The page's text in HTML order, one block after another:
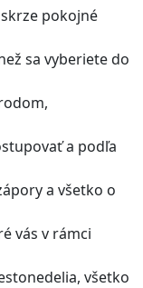
pokojné
sa vyberiete do
a podľa
a všetko o
vás v rámci
všetko